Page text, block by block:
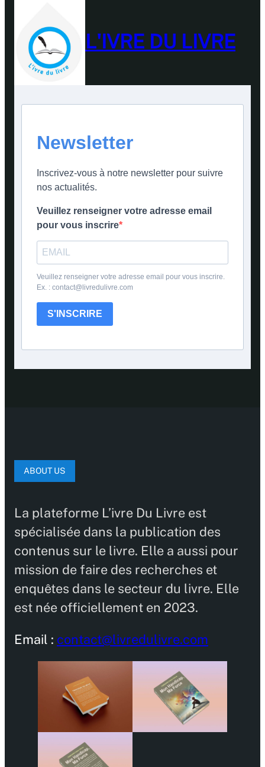
L'IVRE DU LIVRE
Newsletter
Inscrivez-vous à notre newsletter pour suivre
nos actualités.
Veuillez renseigner votre adresse email
pour vous inscrire
Veuillez renseigner votre adresse email pour vous inscrire.
Ex. : contact@livredulivre.com
S'INSCRIRE
ABOUT US
La plateforme L’ivre Du Livre est
spécialisée dans la publication des
contenus sur le livre. Elle a aussi pour
mission de faire des recherches et
enquêtes dans le secteur du livre. Elle
est née officiellement en 2023.
Email : contact@livredulivre.com